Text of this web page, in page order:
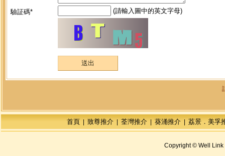
驗証碼* (請輸入圖中的英文字母)
首頁 致尊推介| 荃灣推介| 葵涌推介| 荔景．美孚
Copyright © Well Link